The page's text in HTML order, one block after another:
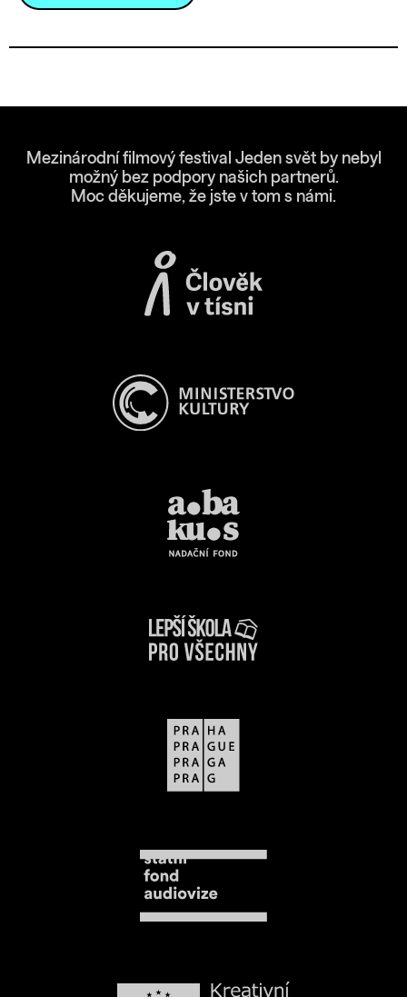
Mezinárodní filmový festival Jeden svět by nebyl
možný bez podpory našich partnerů.
Moc děkujeme, že jste v tom s námi.